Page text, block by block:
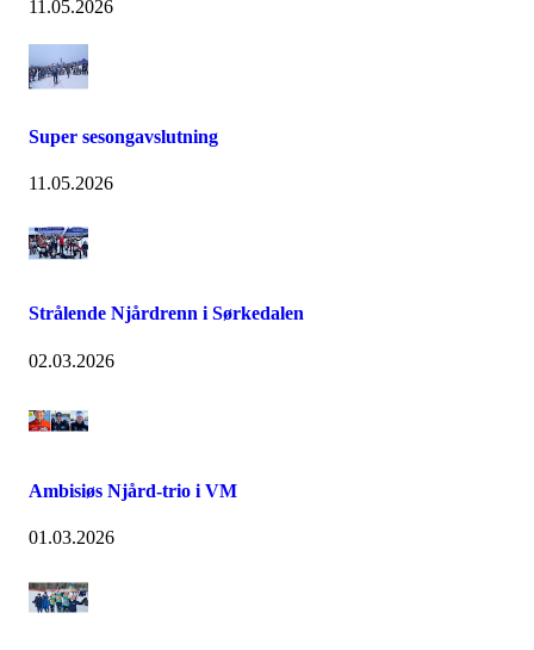
11.05.2026
Super sesongavslutning
11.05.2026
Strålende Njårdrenn i Sørkedalen
02.03.2026
Ambisiøs Njård-trio i VM
01.03.2026